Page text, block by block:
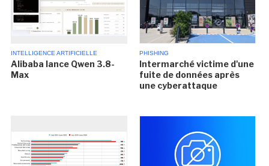
INTELLIGENCE ARTIFICIELLE
Alibaba lance Qwen 3.8-
Max
PHISHING
Intermarché victime d'une
fuite de données après
une cyberattaque